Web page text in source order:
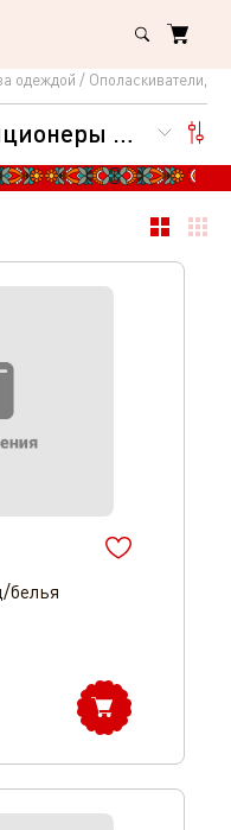
одеждой Ополаскиватели,
Ополаскиватели, кондиционеры для белья
белья